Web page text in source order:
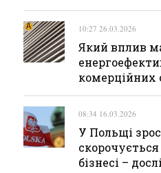
10:27 26.03.2026
Який вплив
комерційних
08:34 16.03.2026
У Польщі
бізнесі –